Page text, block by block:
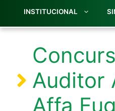
INSTITUCIONAL
Auditor
Affa